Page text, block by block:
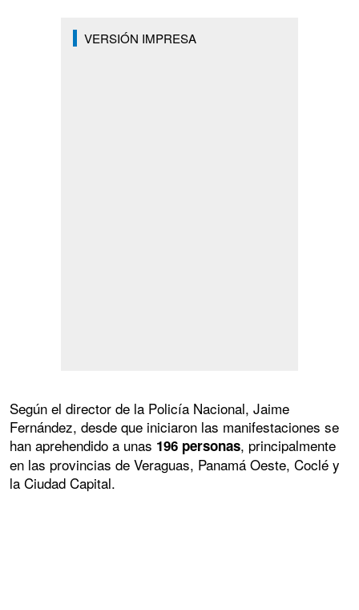
VERSIÓN IMPRESA
Según el director de la Policía Nacional, Jaime
Fernández, desde que iniciaron las manifestaciones se
han aprehendido a unas 196 personas, principalmente
en las provincias de Veraguas, Panamá Oeste, Coclé y
la Ciudad Capital.